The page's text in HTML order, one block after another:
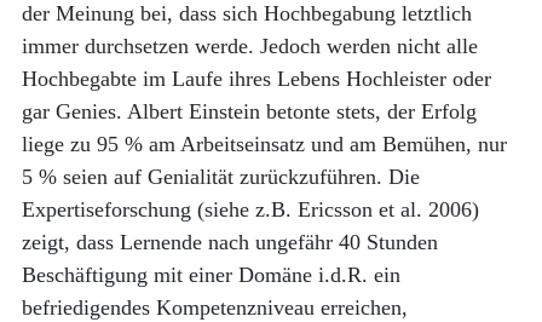
der Meinung bei, dass sich Hochbegabung letztlich
immer durchsetzen werde. Jedoch werden nicht alle
Hochbegabte im Laufe ihres Lebens Hochleister oder
gar Genies. Albert Einstein betonte stets, der Erfolg
liege zu 95 % am Arbeitseinsatz und am Bemühen, nur
5 % seien auf Genialität zurückzuführen. Die
Expertiseforschung (siehe z.B. Ericsson et al. 2006)
zeigt, dass Lernende nach ungefähr 40 Stunden
Beschäftigung mit einer Domäne i.d.R. ein
befriedigendes Kompetenzniveau erreichen,